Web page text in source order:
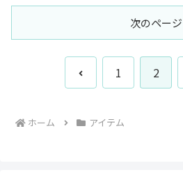
次のページ
前
1 2
ホーム アイテム